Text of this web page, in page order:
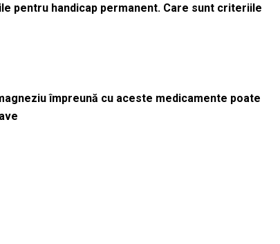
pentru handicap permanent. Care sunt criteriile
împreună cu aceste medicamente poate